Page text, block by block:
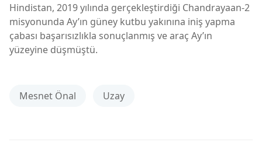
Hindistan, 2019 yılında gerçekleştirdiği Chandrayaan-2
misyonunda Ay’ın güney kutbu yakınına iniş yapma
çabası başarısızlıkla sonuçlanmış ve araç Ay’ın
yüzeyine düşmüştü.
Mesnet Önal Uzay